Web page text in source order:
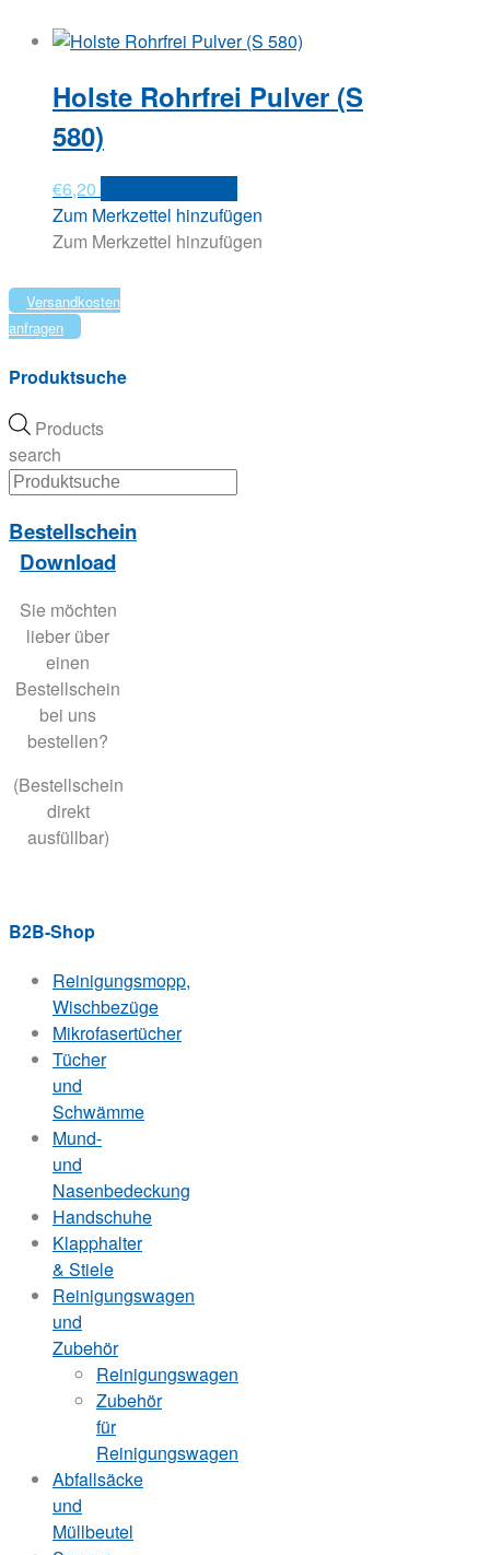
Holste Rohrfrei Pulver (S
580)
€6,20
Zum Merkzettel hinzufügen
Zum Merkzettel hinzufügen
Versandkosten
anfragen
Produktsuche
Products
search
Bestellschein
Download
Sie möchten
lieber über
einen
Bestellschein
bei uns
bestellen?
(Bestellschein
direkt
ausfüllbar)
B2B-Shop
Reinigungsmopp,
Wischbezüge
Mikrofasertücher
Tücher
und
Schwämme
Mund-
und
Nasenbedeckung
Handschuhe
Klapphalter
& Stiele
Reinigungswagen
und
Zubehör
Reinigungswagen
Zubehör
für
Reinigungswagen
Abfallsäcke
und
Müllbeutel